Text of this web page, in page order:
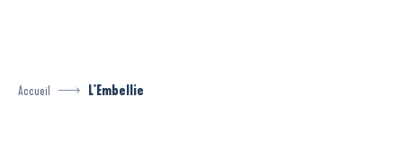
Accueil L'Embellie